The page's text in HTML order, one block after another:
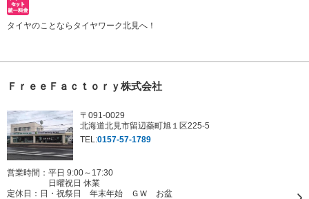
タイヤのことならタイヤワーク北見へ！
ＦｒｅｅＦａｃｔｏｒｙ株式会社
〒091-0029
北海道北見市留辺蘂町旭１区225-5
TEL:0157-57-1789
営業時間：平日 9:00～17:30
日曜祝日 休業
定休日： 日・祝祭日 年末年始 ＧＷ お盆